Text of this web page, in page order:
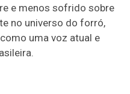
e menos sofrido sobre
no universo do forró,
uma voz atual e